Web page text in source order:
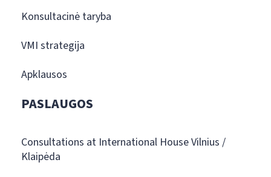
Konsultacinė taryba
VMI strategija
Apklausos
PASLAUGOS
Consultations at International House Vilnius /
Klaipėda